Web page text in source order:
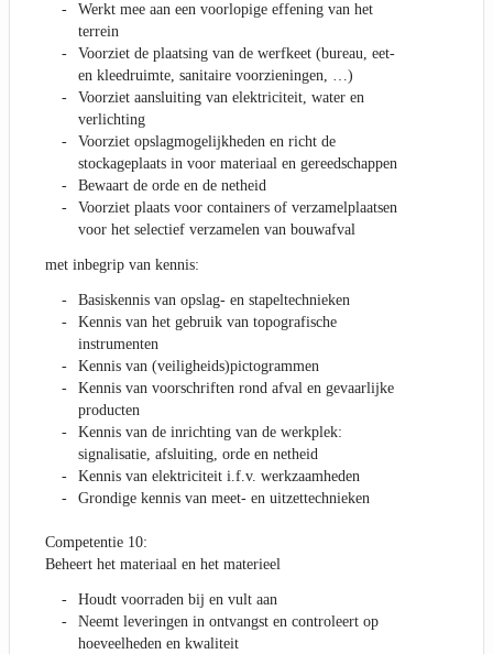
Werkt mee aan een voorlopige effening van het
terrein
Voorziet de plaatsing van de werfkeet (bureau, eet-
en kleedruimte, sanitaire voorzieningen, …)
Voorziet aansluiting van elektriciteit, water en
verlichting
Voorziet opslagmogelijkheden en richt de
stockageplaats in voor materiaal en gereedschappen
Bewaart de orde en de netheid
Voorziet plaats voor containers of verzamelplaatsen
voor het selectief verzamelen van bouwafval
met inbegrip van kennis:
Basiskennis van opslag- en stapeltechnieken
Kennis van het gebruik van topografische
instrumenten
Kennis van (veiligheids)pictogrammen
Kennis van voorschriften rond afval en gevaarlijke
producten
Kennis van de inrichting van de werkplek:
signalisatie, afsluiting, orde en netheid
Kennis van elektriciteit i.f.v. werkzaamheden
Grondige kennis van meet- en uitzettechnieken
Competentie 10:
Beheert het materiaal en het materieel
Houdt voorraden bij en vult aan
Neemt leveringen in ontvangst en controleert op
hoeveelheden en kwaliteit